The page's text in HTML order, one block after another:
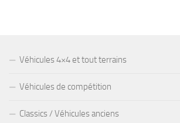
Véhicules 4×4 et tout terrains
Véhicules de compétition
Classics / Véhicules anciens